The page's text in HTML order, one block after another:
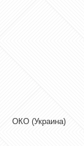
ОКО (Украина)